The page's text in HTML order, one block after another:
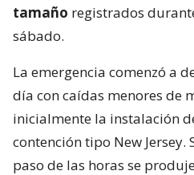
tamaño registrados
sábado.
La emergencia comenzó a
día con caídas menores de
inicialmente la instalación
contención tipo New Jersey.
paso de las horas se